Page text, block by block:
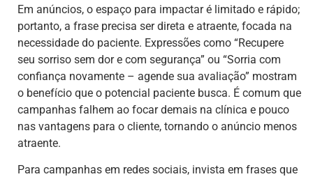
Em anúncios, o espaço para impactar é limitado e rápido;
portanto, a frase precisa ser direta e atraente, focada na
necessidade do paciente. Expressões como “Recupere
seu sorriso sem dor e com segurança” ou “Sorria com
confiança novamente – agende sua avaliação” mostram
o benefício que o potencial paciente busca. É comum que
campanhas falhem ao focar demais na clínica e pouco
nas vantagens para o cliente, tornando o anúncio menos
atraente.
Para campanhas em redes sociais, invista em frases que